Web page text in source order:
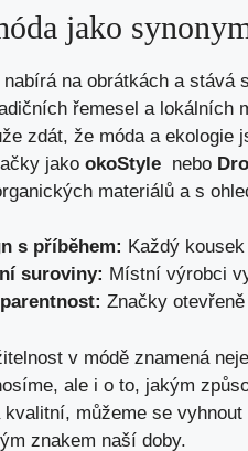
jako
nabírá na obrátkách a
řemesel a ⁤lokálních
zdát, ⁢že móda a ekologie
jako okoStyle ‌ nebo
materiálů a s
s příběhem: Každý
suroviny: ‍Místní výrobci
Značky
v módě‌ znamená
ale⁤ i o to, jakým
kvalitní, můžeme se
znakem​ naší doby.